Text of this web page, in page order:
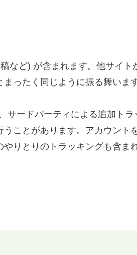
など) が含まれます。他サイト
ったく同じように振る舞います
サードパーティによる追加トラ
ことがあります。アカウント
りとりのトラッキングも含ま